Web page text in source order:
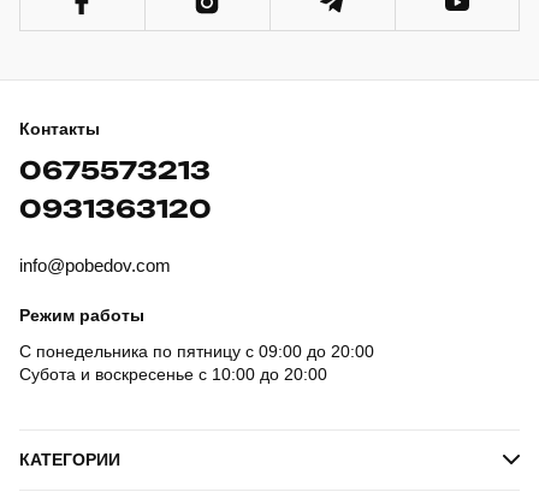
Контакты
0675573213
0931363120
info@pobedov.com
Режим работы
С понедельника по пятницу с 09:00 до 20:00
Субота и воскресенье с 10:00 до 20:00
КАТЕГОРИИ